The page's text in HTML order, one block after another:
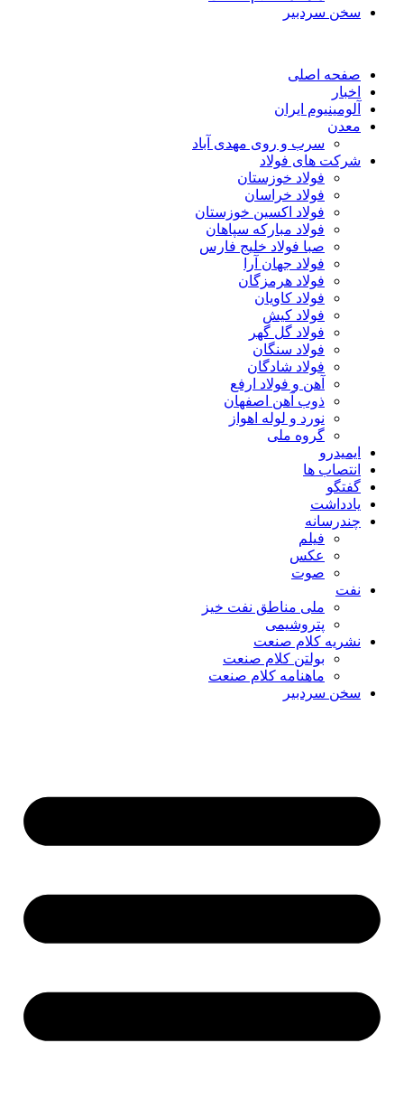
سخن سردبیر
صفحه اصلی
اخبار
آلومینیوم ایران
معدن
سرب و روی مهدی آباد
شرکت های فولاد
فولاد خوزستان
فولاد خراسان
فولاد اکسین خوزستان
فولاد مبارکه سپاهان
صبا فولاد خلیج فارس
فولاد جهان آرا
فولاد هرمزگان
فولاد کاویان
فولاد کیش
فولاد گل گهر
فولاد سنگان
فولاد شادگان
آهن و فولاد ارفع
ذوب آهن اصفهان
نورد و لوله اهواز
گروه ملی
ایمیدرو
انتصاب ها
گفتگو
یادداشت
چندرسانه
فیلم
عکس
صوت
نفت
ملی مناطق نفت خیز
پتروشیمی
نشریه کلام صنعت
بولتن کلام صنعت
ماهنامه کلام صنعت
سخن سردبیر